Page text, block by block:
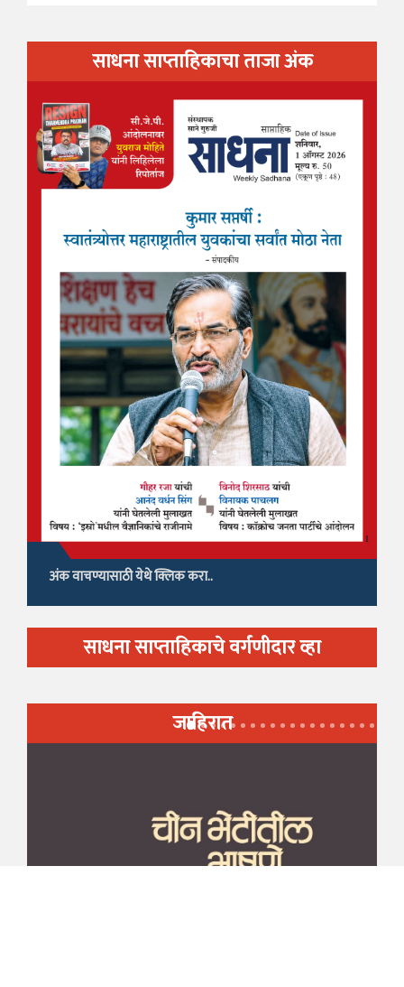
साधना साप्ताहिकाचा ताजा अंक
अंक वाचण्यासाठी येथे क्लिक करा..
साधना साप्ताहिकाचे वर्गणीदार व्हा
जाहिरात